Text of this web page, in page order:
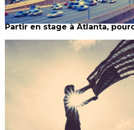
Partir en stage à Atlanta,